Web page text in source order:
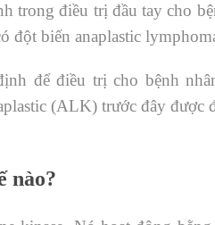
trong điều trị đầu tay cho
đột biến anaplastic
để điều trị cho bệnh
(ALK) trước đây được
nào?